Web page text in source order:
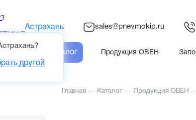
Астрахань
?
другой
sales@pnevmokip.ru
Каталог Продукция ОВЕН
Главная — Каталог — Продукция ОВЕН